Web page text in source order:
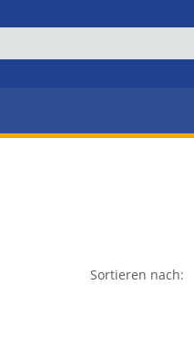
Sortieren nach: